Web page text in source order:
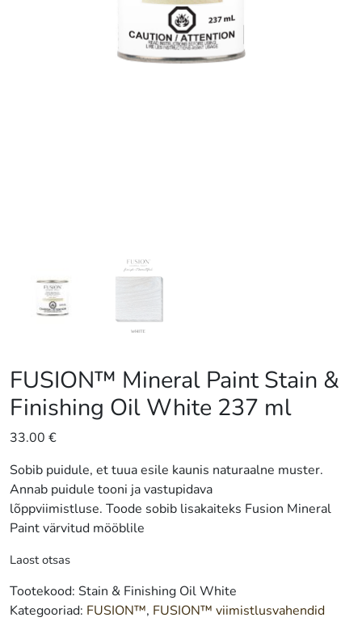
FUSION™ Mineral Paint Stain &
Finishing Oil White 237 ml
33.00 €
Sobib puidule, et tuua esile kaunis naturaalne muster.
Annab puidule tooni ja vastupidava
lõppviimistluse. Toode sobib lisakaiteks Fusion Mineral
Paint värvitud mööblile
Laost otsas
Tootekood: Stain & Finishing Oil White
Kategooriad: FUSION™, FUSION™ viimistlusvahendid